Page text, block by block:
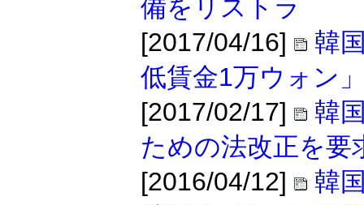
備をリストラ
[2017/04/16]
韓
低賃金1万ウォン
[2017/02/17]
韓
ための法改正を要
[2016/04/12]
韓